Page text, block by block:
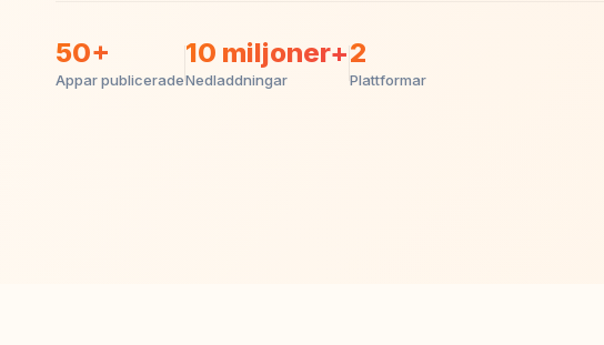
50+
Appar publicerade
10 miljoner+
Nedladdningar
2
Plattformar